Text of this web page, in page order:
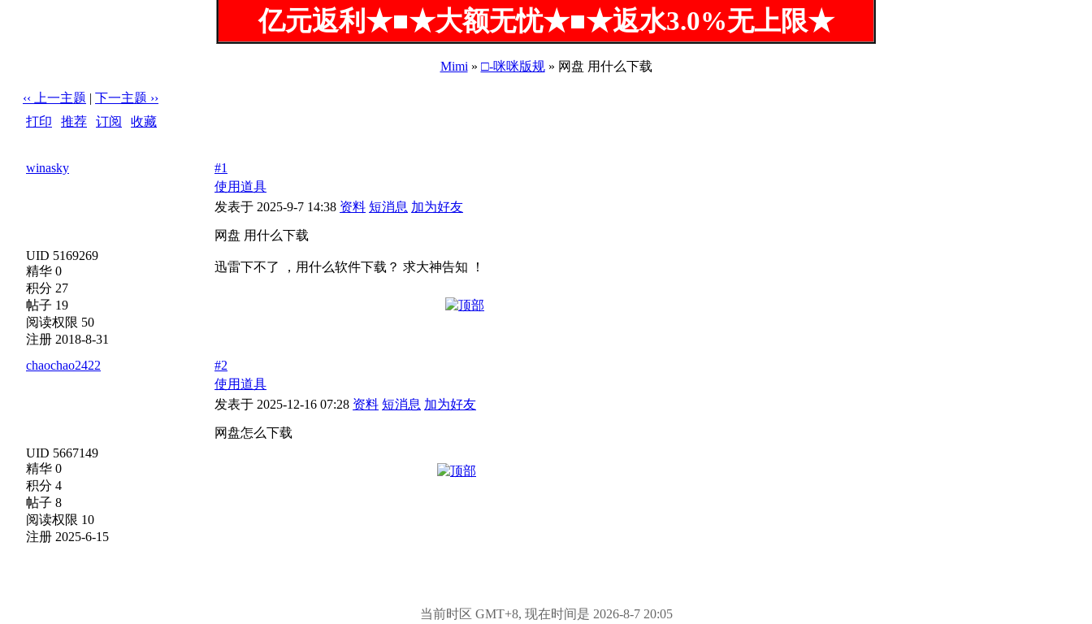
亿元返利★■★大额无忧★■★返水3.0%无上限★
Mimi » □-咪咪版规» 网盘 用什么下载
‹‹ 上一主题 | 下一主题 ››
打印
推荐 订阅
收藏
winasky
UID 5169269
精华 0
积分 27
帖子 19
阅读权限 50
注册 2018-8-31
#1
使用道具
发表于 2025-9-7 14:38 资料 短消息 加为好友
网盘 用什么下载
迅雷下不了 ，用什么软件下载？ 求大神告知 ！
chaochao2422
UID 5667149
精华 0
积分 4
帖子 8
阅读权限 10
注册 2025-6-15
#2
使用道具
发表于 2025-12-16 07:28 资料 短消息 加为好友
网盘怎么下载
当前时区 GMT+8, 现在时间是 2026-8-7 20:05